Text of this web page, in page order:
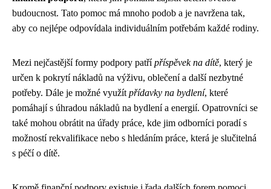
budoucnost. Tato pomoc má mnoho podob a je navržena tak,
aby co nejlépe odpovídala individuálním potřebám každé rodiny.
Mezi nejčastější formy podpory patřípříspěvek na dítě, který je
určen k pokrytí nákladů na výživu, oblečení a další nezbytné
potřeby. Dále je možné využít přídavky na bydlení, které
pomáhají s úhradou nákladů na bydlení a energií. Opatrovníci se
také mohou obrátit na úřady práce, kde jim odborníci poradí s
možností rekvalifikace nebo s hledáním práce, která je slučitelná
s péčí o dítě.